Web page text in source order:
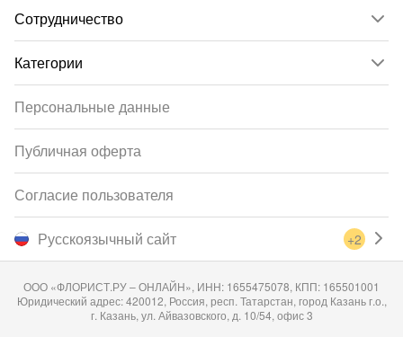
Сотрудничество
Категории
Русскоязычный сайт +2
Персональные данные
Публичная оферта
Согласие пользователя
ООО «ФЛОРИСТ.РУ – ОНЛАЙН», ИНН: 1655475078, КПП: 165501001
Юридический адрес: 420012, Россия, респ. Татарстан, город Казань г.о.,
г. Казань, ул. Айвазовского, д. 10/54, офис 3